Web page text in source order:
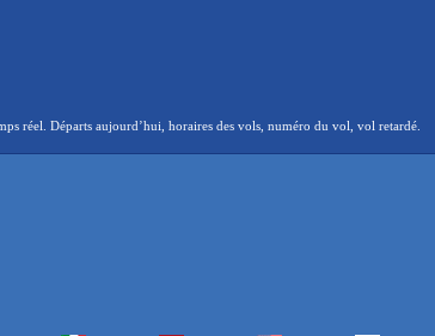
réel. Départs aujourd’hui, horaires des vols, numéro du vol, vol retardé.